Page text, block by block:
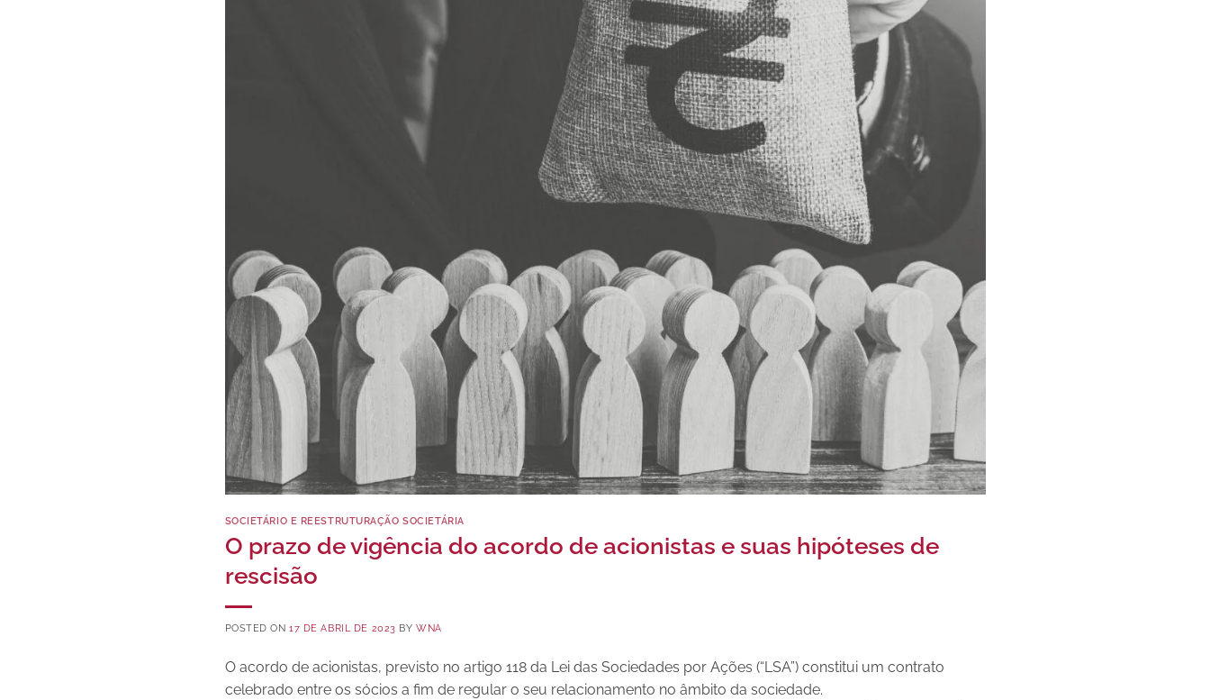
SOCIETÁRIO E REESTRUTURAÇÃO SOCIETÁRIA
O prazo de vigência do acordo de acionistas e suas hipóteses de
rescisão
POSTED ON17 DE ABRIL DE 2023 BY WNA
O acordo de acionistas, previsto no artigo 118 da Lei das Sociedades por Ações (“LSA”) constitui um contrato
celebrado entre os sócios a fim de regular o seu relacionamento no âmbito da sociedade.